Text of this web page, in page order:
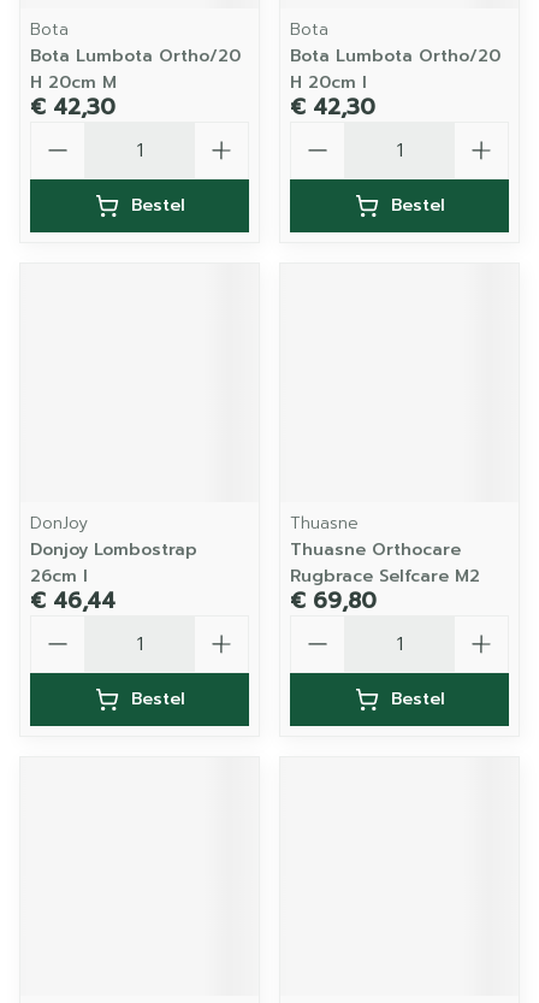
Bota
Bota Lumbota Ortho/20
H 20cm M
€ 42,30
Bestel
Bota
Bota Lumbota Ortho/20
H 20cm l
€ 42,30
Bestel
DonJoy
Donjoy Lombostrap
26cm l
€ 46,44
Bestel
Thuasne
Thuasne Orthocare
Rugbrace Selfcare M2
€ 69,80
Bestel